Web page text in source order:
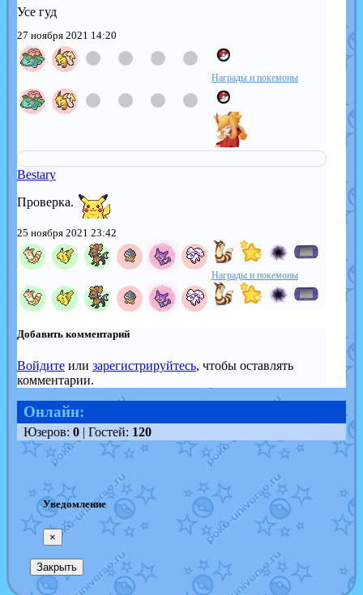
Усе гуд
27 ноября 2021 14:20
Награды и покемоны
Bestary
Проверка.
25 ноября 2021 23:42
Награды и покемоны
Добавить комментарий
Войдитеили зарегистрируйтесь, чтобы оставлять
комментарии.
Онлайн:
Юзеров: 0| Гостей: 120
Уведомление
×
Закрыть